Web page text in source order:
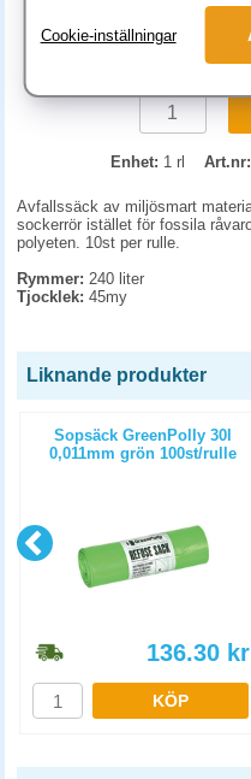
Enhet: 1 rl Art.nr:
Avfallssäck av miljösmart
sockerrör istället för fossila
polyeten. 10st per rulle.
Rymmer: 240 liter
Tjocklek: 45my
Liknande produkter
Sopsäck GreenPolly 30l
0,011mm grön 100st/rulle
136.30 kr
KÖP
Cookie-inställningar